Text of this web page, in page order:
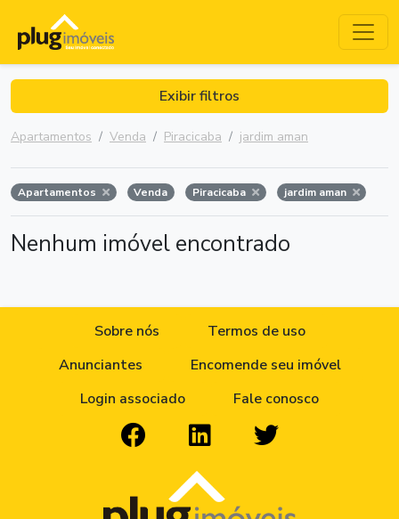
Exibir filtros
Apartamentos Venda Piracicaba jardim aman
Apartamentos Venda Piracicaba jardim aman
Nenhum imóvel encontrado
Sobre nós
Termos de uso
Anunciantes
Encomende seu imóvel
Login associado
Fale conosco